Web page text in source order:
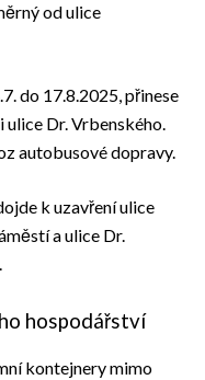
od ulice
do 17.8.2025, přinese
ulice Dr. Vrbenského.
autobusové dopravy.
k uzavření ulice
a ulice Dr.
hospodářství
kontejnery mimo